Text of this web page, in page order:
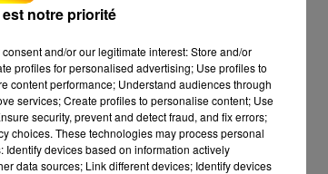
notre priorité
and/or our legitimate interest: Store and/or
profiles for personalised advertising; Use profiles to
content performance; Understand audiences through
services; Create profiles to personalise content; Use
security, prevent and detect fraud, and fix errors;
choices. These technologies may process personal
devices based on information actively
data sources; Link different devices; Identify devices